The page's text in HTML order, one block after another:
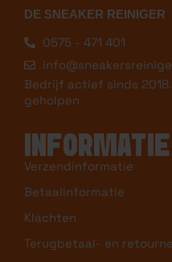
DE SNEAKER REINIGER
0575 - 471 401
Bedrijf actief sinds
geholpen
INFORMATIE
Verzendinformatie
Betaalinformatie
Klachten
Terugbetaal- en